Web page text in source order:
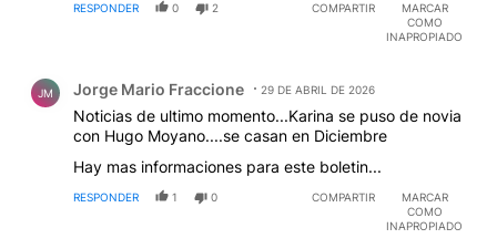
RESPONDER 0 2 COMPARTIR
MARCAR
COMO
INAPROPIADO
JM Jorge Mario Fraccione 29 DE ABRIL DE 2026
Noticias de ultimo momento...Karina se puso de novia
con Hugo Moyano....se casan en Diciembre
Hay mas informaciones para este boletin...
RESPONDER 1 0 COMPARTIR
MARCAR
COMO
INAPROPIADO